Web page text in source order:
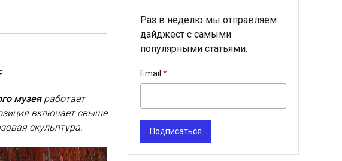
музея работает
включает свыше
скульптура.
Раз в неделю мы отправляем
дайджест с самыми
популярными статьями.
Email
Подписаться